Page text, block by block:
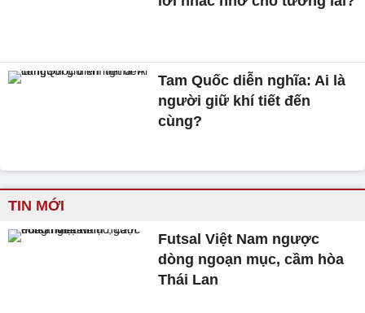
Tam Quốc diễn nghĩa: Ai là
người giữ khí tiết đến
cùng?
TIN MỚI
Futsal Việt Nam ngược
dòng ngoạn mục, cầm hòa
Thái Lan